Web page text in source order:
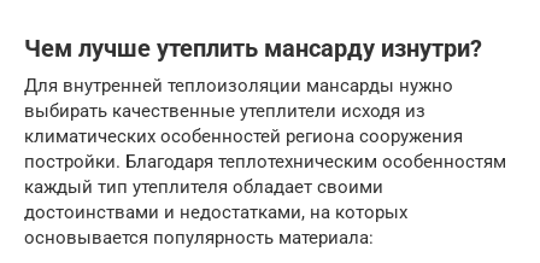
Чем лучше утеплить мансарду изнутри?
Для внутренней теплоизоляции мансарды нужно
выбирать качественные утеплители исходя из
климатических особенностей региона сооружения
постройки. Благодаря теплотехническим особенностям
каждый тип утеплителя обладает своими
достоинствами и недостатками, на которых
основывается популярность материала: